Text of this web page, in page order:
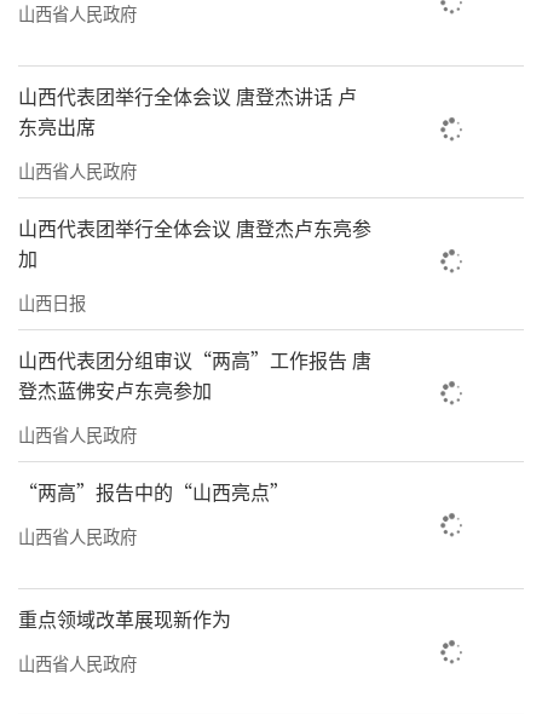
为实现高水平科技自立自强努力奋斗
“习近平总书记勉励我们，路子对了，就
要坚持走下去，久久为功，不要反复、不要折
腾。我们始终牢记习近平总书记殷殷嘱托，将
推进科技创新、自主可控，作为百信发展的核
心使命。”4月30日，谈到习近平总书记在山西
转型综合改革示范区考察时的场景，百信信息
技术有限公司董事长王宪朝仍然十分激动。
百信是山西本土培养成长起来的民营企
业。2014年，在国家与山西信息安全产业政策
扶持下，聚焦自主可控、可信计算、工控信息
回忆起公司的发展历程，王宪朝感慨
道：“12年来，百信只做一件事：自主安全。
山西省人民政府
山西代表团举行全体会议 唐登杰讲话 卢
东亮出席
山西省人民政府
山西代表团举行全体会议 唐登杰卢东亮参
加
山西日报
山西代表团分组审议“两高”工作报告 唐
登杰蓝佛安卢东亮参加
山西省人民政府
“两高”报告中的“山西亮点”
山西省人民政府
重点领域改革展现新作为
山西省人民政府